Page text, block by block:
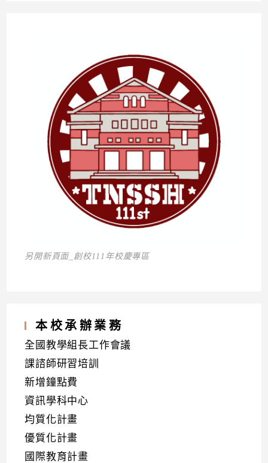
另開新頁面_創校111年校慶專區
本校承辦業務
全國教學組長工作會議
課諮師研習培訓
新增鐘點費
資訊學科中心
均質化計畫
優質化計畫
國際教育計畫